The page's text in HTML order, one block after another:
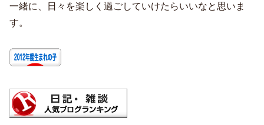
一緒に、日々を楽しく過ごしていけたらいいなと思いま
す。